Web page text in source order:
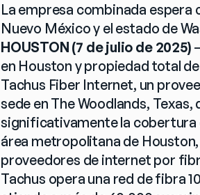
La empresa combinada
Nuevo México y el estado de
HOUSTON (7 de julio de 2025)
en Houston y propiedad total
Tachus Fiber Internet, un
sede en The Woodlands,
significativamente la cobertura
área metropolitana de
proveedores de internet por
Tachus opera una red de fibra